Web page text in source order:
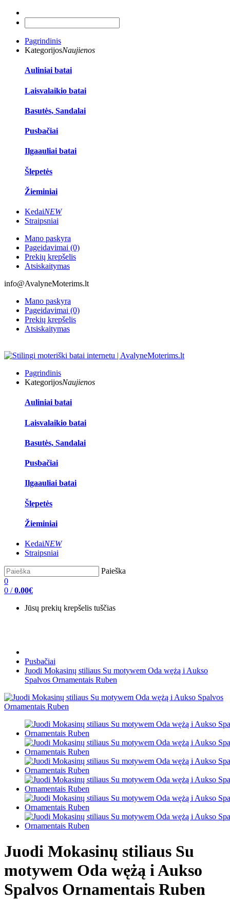
Pagrindinis
KategorijosNaujienos
Auliniai batai
Laisvalaikio batai
Basutės, Sandalai
Pusbačiai
Ilgaauliai batai
Šlepetės
Žieminiai
KedaiNEW
Straipsniai
Mano paskyra
Pageidavimai (0)
Prekių krepšelis
Atsiskaitymas
info@AvalyneMoterims.lt
Mano paskyra
Pageidavimai (0)
Prekių krepšelis
Atsiskaitymas
Pagrindinis
KategorijosNaujienos
Auliniai batai
Laisvalaikio batai
Basutės, Sandalai
Pusbačiai
Ilgaauliai batai
Šlepetės
Žieminiai
KedaiNEW
Straipsniai
Paieška
0
0 / 0.00€
Jūsų prekių krepšelis tuščias
Pusbačiai
Juodi Mokasinų stiliaus Su motywem Oda wężą i Aukso
Spalvos Ornamentais Ruben
Juodi Mokasinų stiliaus Su
motywem Oda wężą i Aukso
Spalvos Ornamentais Ruben